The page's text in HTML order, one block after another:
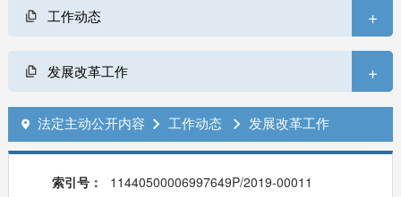
工作动态 +
发展改革工作 +
 法定主动公开内容  工作动态  发展改革工作
索引号：
11440500006997649P/2019-00011